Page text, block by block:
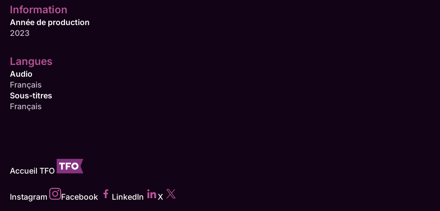
Information
Année de production
2023
Langues
Audio
Français
Sous-titres
Français
Accueil TFO
Instagram Facebook LinkedIn X